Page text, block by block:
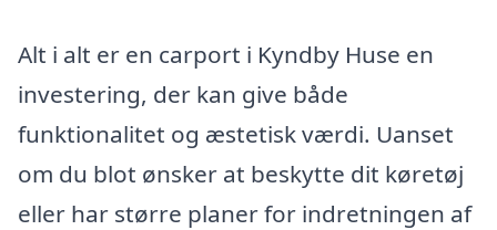
Alt i alt er en carport i Kyndby Huse en
investering, der kan give både
funktionalitet og æstetisk værdi. Uanset
om du blot ønsker at beskytte dit køretøj
eller har større planer for indretningen af